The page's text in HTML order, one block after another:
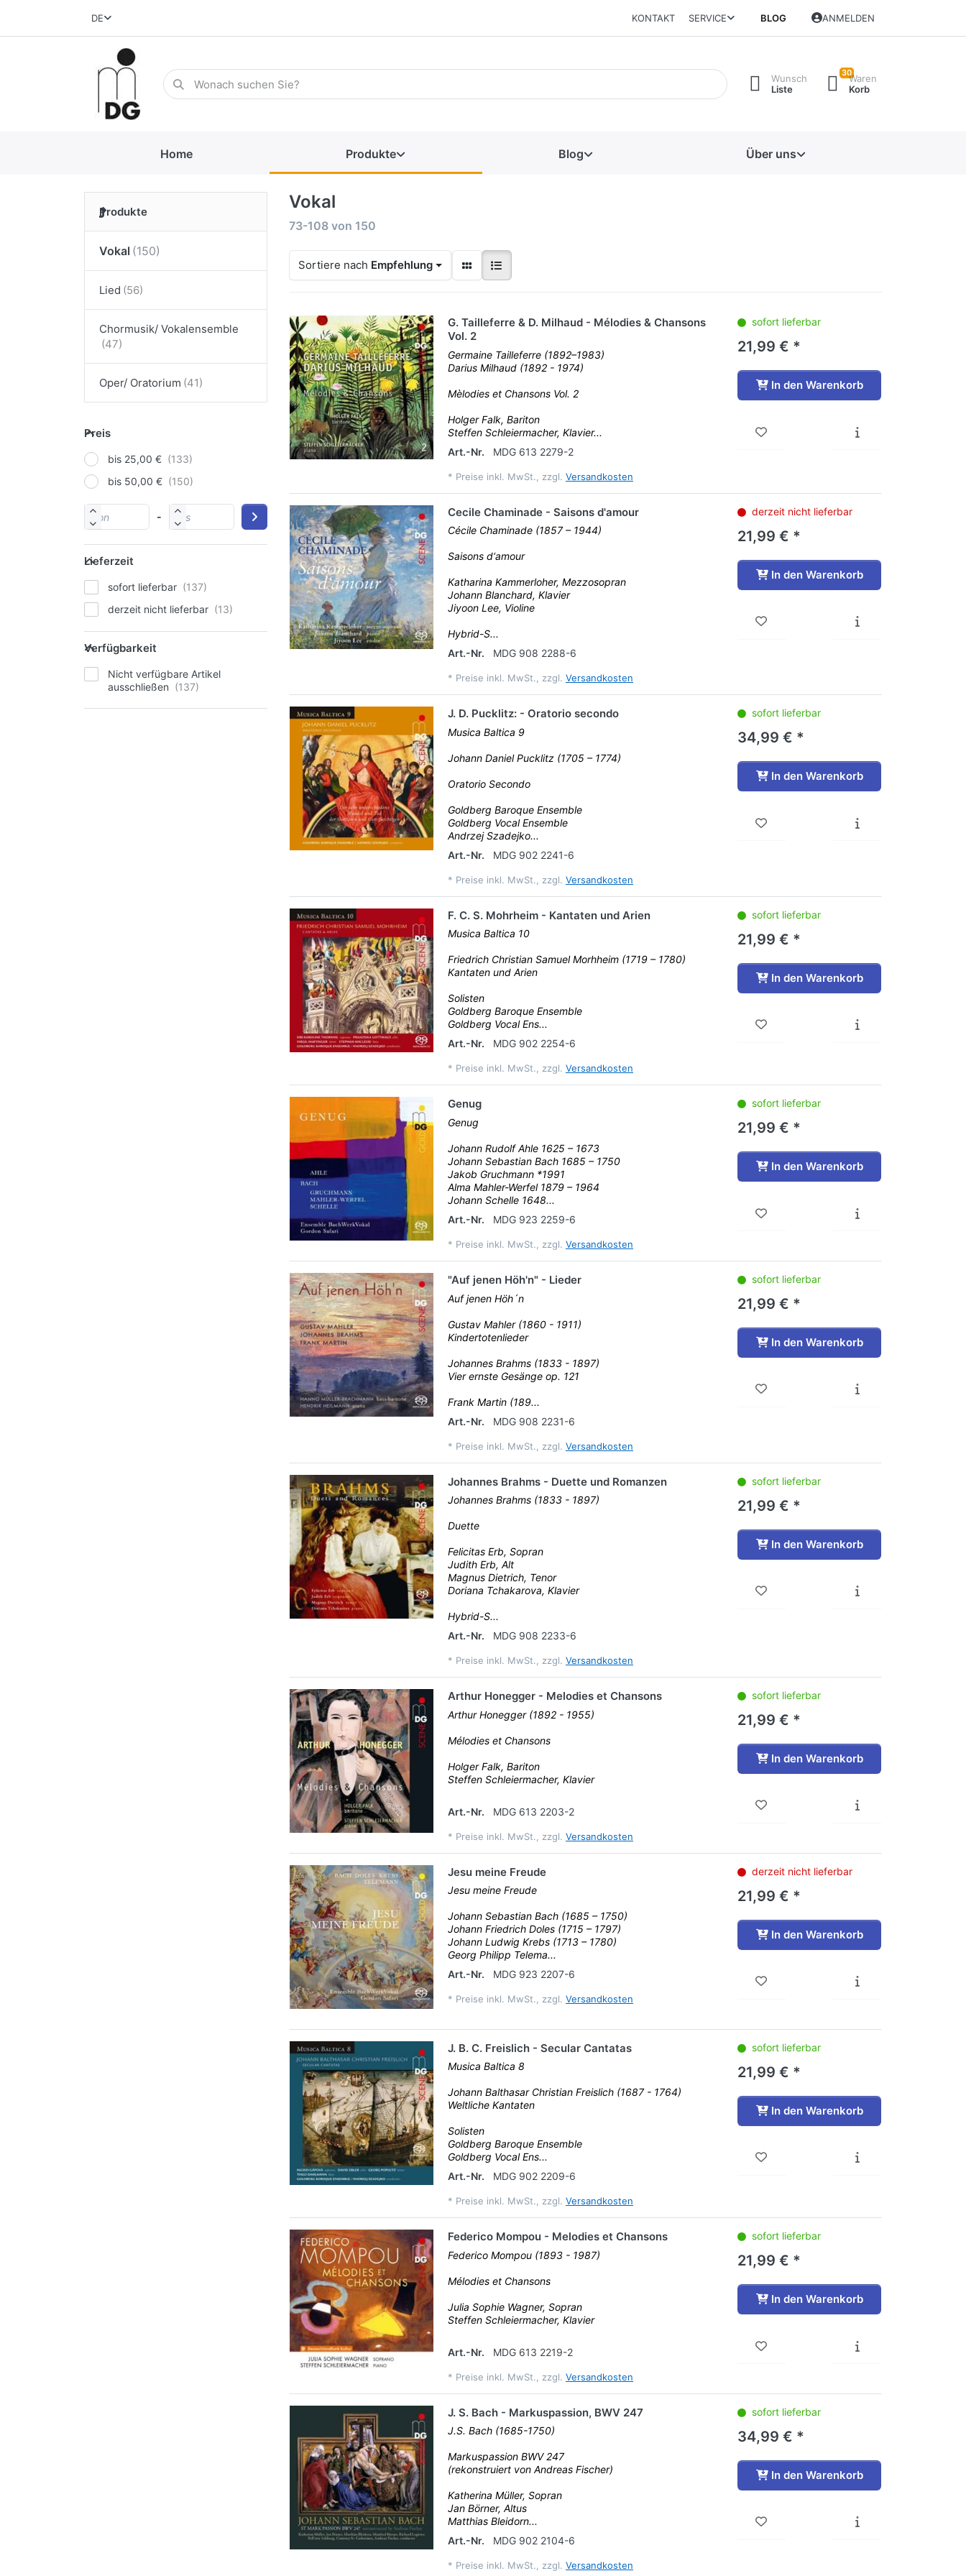
DE KONTAKT SERVICE BLOG ANMELDEN
Wunsch
Liste
30Waren
Korb
Home Produkte Blog Über uns
Produkte
Vokal
Lied
Chormusik/ Vokalensemble
Oper/ Oratorium
Preis
bis 25,00 €
bis 50,00 €
-
Lieferzeit
sofort lieferbar
derzeit nicht lieferbar
Verfügbarkeit
Nicht verfügbare Artikel
ausschließen
Vokal
73-108 von 150
Sortiere nach Empfehlung
G. Tailleferre & D. Milhaud - Mélodies & Chansons
Vol. 2
Germaine Tailleferre (1892–1983)
Darius Milhaud (1892 - 1974)
Mèlodies et Chansons Vol. 2
Holger Falk, Bariton
Steffen Schleiermacher, Klavier...
Art.-Nr.
MDG 613 2279-2
* Preise inkl. MwSt., zzgl. Versandkosten
sofort lieferbar
21,99 € *
In den Warenkorb
Cecile Chaminade - Saisons d'amour
Cécile Chaminade (1857 – 1944)
Saisons d‘amour
Katharina Kammerloher, Mezzosopran
Johann Blanchard, Klavier
Jiyoon Lee, Violine
Hybrid-S...
Art.-Nr.
MDG 908 2288-6
* Preise inkl. MwSt., zzgl. Versandkosten
derzeit nicht lieferbar
21,99 € *
In den Warenkorb
J. D. Pucklitz: - Oratorio secondo
Musica Baltica 9
Johann Daniel Pucklitz (1705 – 1774)
Oratorio Secondo
Goldberg Baroque Ensemble
Goldberg Vocal Ensemble
Andrzej Szadejko...
Art.-Nr.
MDG 902 2241-6
* Preise inkl. MwSt., zzgl. Versandkosten
sofort lieferbar
34,99 € *
In den Warenkorb
F. C. S. Mohrheim - Kantaten und Arien
Musica Baltica 10
Friedrich Christian Samuel Morhheim (1719 – 1780)
Kantaten und Arien
Solisten
Goldberg Baroque Ensemble
Goldberg Vocal Ens...
Art.-Nr.
MDG 902 2254-6
* Preise inkl. MwSt., zzgl. Versandkosten
sofort lieferbar
21,99 € *
In den Warenkorb
Genug
Genug
Johann Rudolf Ahle 1625 – 1673
Johann Sebastian Bach 1685 – 1750
Jakob Gruchmann *1991
Alma Mahler-Werfel 1879 – 1964
Johann Schelle 1648...
Art.-Nr.
MDG 923 2259-6
* Preise inkl. MwSt., zzgl. Versandkosten
sofort lieferbar
21,99 € *
In den Warenkorb
"Auf jenen Höh'n" - Lieder
Auf jenen Höh´n
Gustav Mahler (1860 - 1911)
Kindertotenlieder
Johannes Brahms (1833 - 1897)
Vier ernste Gesänge op. 121
Frank Martin (189...
Art.-Nr.
MDG 908 2231-6
* Preise inkl. MwSt., zzgl. Versandkosten
sofort lieferbar
21,99 € *
In den Warenkorb
Johannes Brahms - Duette und Romanzen
Johannes Brahms (1833 - 1897)
Duette
Felicitas Erb, Sopran
Judith Erb, Alt
Magnus Dietrich, Tenor
Doriana Tchakarova, Klavier
Hybrid-S...
Art.-Nr.
MDG 908 2233-6
* Preise inkl. MwSt., zzgl. Versandkosten
sofort lieferbar
21,99 € *
In den Warenkorb
Arthur Honegger - Melodies et Chansons
Arthur Honegger (1892 - 1955)
Mélodies et Chansons
Holger Falk, Bariton
Steffen Schleiermacher, Klavier
Art.-Nr. MDG 613 2203-2
* Preise inkl. MwSt., zzgl. Versandkosten
sofort lieferbar
21,99 € *
In den Warenkorb
Jesu meine Freude
Jesu meine Freude
Johann Sebastian Bach (1685 – 1750)
Johann Friedrich Doles (1715 – 1797)
Johann Ludwig Krebs (1713 – 1780)
Georg Philipp Telema...
Art.-Nr.
MDG 923 2207-6
* Preise inkl. MwSt., zzgl. Versandkosten
derzeit nicht lieferbar
21,99 € *
In den Warenkorb
J. B. C. Freislich - Secular Cantatas
Musica Baltica 8
Johann Balthasar Christian Freislich (1687 - 1764)
Weltliche Kantaten
Solisten
Goldberg Baroque Ensemble
Goldberg Vocal Ens...
Art.-Nr.
MDG 902 2209-6
* Preise inkl. MwSt., zzgl. Versandkosten
sofort lieferbar
21,99 € *
In den Warenkorb
Federico Mompou - Melodies et Chansons
Federico Mompou (1893 - 1987)
Mélodies et Chansons
Julia Sophie Wagner, Sopran
Steffen Schleiermacher, Klavier
Art.-Nr. MDG 613 2219-2
* Preise inkl. MwSt., zzgl. Versandkosten
sofort lieferbar
21,99 € *
In den Warenkorb
J. S. Bach - Markuspassion, BWV 247
J.S. Bach (1685-1750)
Markuspassion BWV 247
(rekonstruiert von Andreas Fischer)
Katherina Müller, Sopran
Jan Börner, Altus
Matthias Bleidorn...
Art.-Nr.
MDG 902 2104-6
* Preise inkl. MwSt., zzgl. Versandkosten
sofort lieferbar
34,99 € *
In den Warenkorb